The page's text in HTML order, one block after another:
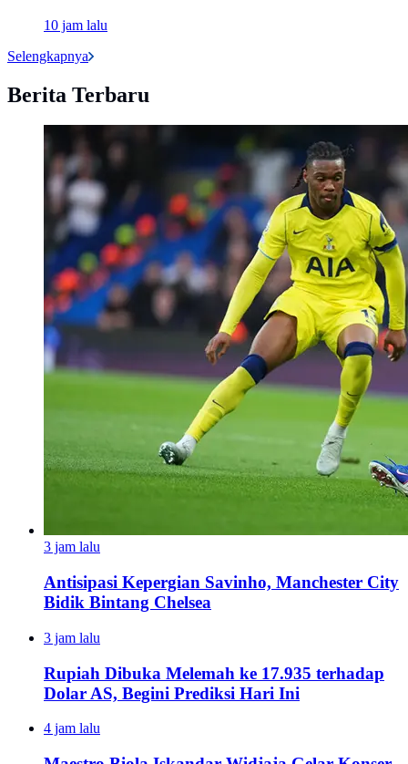
10 jam lalu
Selengkapnya
Berita Terbaru
3 jam lalu
Antisipasi Kepergian Savinho, Manchester City
Bidik Bintang Chelsea
3 jam lalu
Rupiah Dibuka Melemah ke 17.935 terhadap
Dolar AS, Begini Prediksi Hari Ini
4 jam lalu